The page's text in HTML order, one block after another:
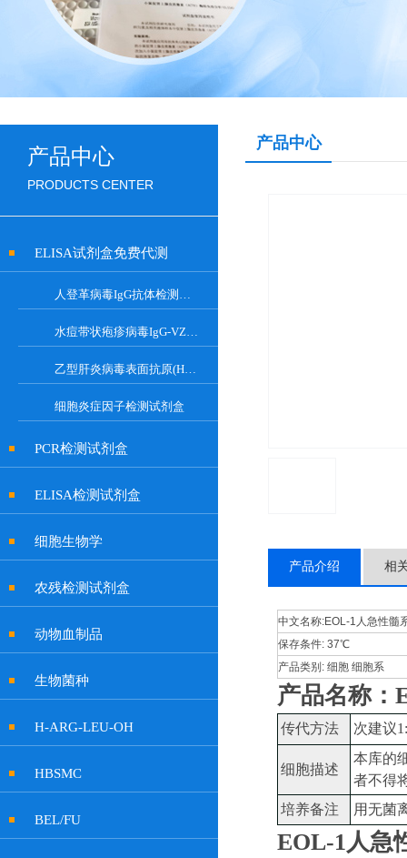
产品中心
PRODUCTS CENTER
ELISA试剂盒免费代测
人登革病毒IgG抗体检测试剂盒
水痘带状疱疹病毒IgG-VZV Elisa检测试剂盒
乙型肝炎病毒表面抗原(HBsAg)试剂盒
细胞炎症因子检测试剂盒
PCR检测试剂盒
ELISA检测试剂盒
细胞生物学
农残检测试剂盒
动物血制品
生物菌种
H-ARG-LEU-OH
HBSMC
BEL/FU
产品中心
产品介绍 相
中文名称:EOL-1人急性髓
保存条件: 37℃
产品类别: 细胞 细胞系
产品名称：
传代方法 次建议1:
细胞描述
本库的
者不得
培养备注
用无菌
EOL-1人急